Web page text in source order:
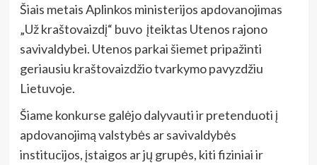
Šiais metais Aplinkos ministerijos apdovanojimas
„Už kraštovaizdį“ buvo įteiktas Utenos rajono
savivaldybei. Utenos parkai šiemet pripažinti
geriausiu kraštovaizdžio tvarkymo pavyzdžiu
Lietuvoje.
Šiame konkurse galėjo dalyvauti ir pretenduoti į
apdovanojimą valstybės ar savivaldybės
institucijos, įstaigos ar jų grupės, kiti fiziniai ir